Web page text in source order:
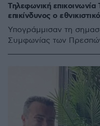
Τηλεφωνική επικοινωνία
επικίνδυνος ο
Υπογράμμισαν τη
Συμφωνίας των